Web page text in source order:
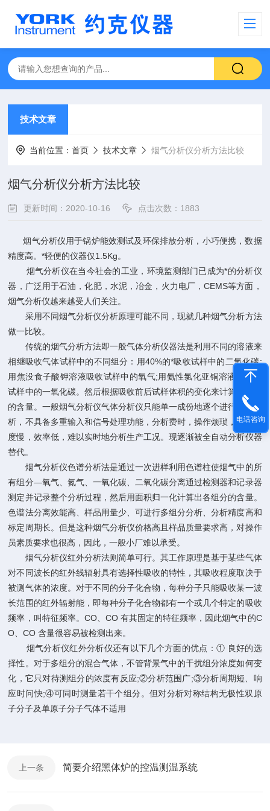
技术文章
当前位置：首页 技术文章 烟气分析仪分析方法比较
烟气分析仪分析方法比较
更新时间：2020-10-16 点击次数：1883
烟气分析仪用于锅炉能效测试及环保排放分析，小巧便携，数据
精度高。*轻便的仪器仅1.5Kg。
烟气分析仪在当今社会的工业，环境监测部门已成为*的分析仪
器，广泛用于石油，化肥，水泥，冶金，火力电厂，CEMS等方面，
烟气分析仪越来越受人们关注。
采用不同烟气分析仪分析原理可能不同，现就几种烟气分析方法
做一比较。
传统的烟气分析方法即一般气体分析仪器法是利用不同的溶液来
相继吸收气体试样中的不同组分：用40%的*吸收试样中的二氧化碳;
用焦没食子酸钾溶液吸收试样中的氧气;用氨性氯化亚铜溶液来吸收
试样中的一氧化碳。然后根据吸收前后试样体积的变化来计算各组分
的含量。一般烟气分析仪气体分析仪只能单一成份地逐个进行检测分
析，不具备多重输入和信号处理功能，分析费时，操作烦琐，响应速
度慢，效率低，难以实时地分析生产工况。现逐渐被全自动分析仪器
替代。
烟气分析仪色谱分析法是通过一次进样利用色谱柱使烟气中的所
有组分—氧气、氮气、一氧化碳、二氧化碳分离通过检测器和记录器
测定并记录整个分析过程，然后用面积归一化计算出各组分的含量。
色谱法分离效能高、样品用量少、可进行多组分分析、分析精度高和
标定周期长。但是这种烟气分析仪价格高且样品质量要求高，对操作
员素质要求也很高，因此，一般小厂难以承受。
烟气分析仪红外分析法则简单可行。其工作原理是基于某些气体
对不同波长的红外线辐射具有选择性吸收的特性，其吸收程度取决于
被测气体的浓度。对于不同的分子化合物，每种分子只能吸收某一波
长范围的红外辐射能，即每种分子化合物都有一个或几个特定的吸收
频率，叫特征频率。 CO、 CO 有其固定的特征频率，因此烟气中的C
O 、CO 含量很容易被检测出来。
烟气分析仪红外分析仪还有以下几个方面的优点：① 良好的选
择性。对于多组分的混合气体，不管背景气中的干扰组分浓度如何变
化，它只对待测组分的浓度有反应;②分析范围广;③分析周期短、响
应时问快;④可同时测量若干个组分。但对分析对称结构无极性双原
子分子及单原子分子气体不适用
上一条 简要介绍黑体炉的控温测温系统
电话咨询